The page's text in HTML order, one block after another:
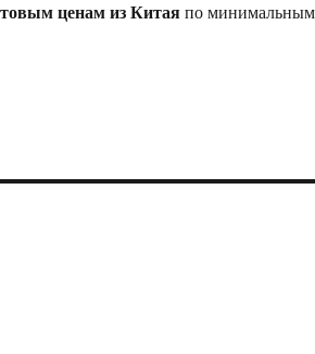
ценам из Китаяпо минимальным